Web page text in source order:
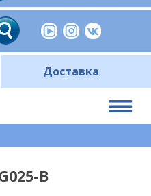
Доставка
B